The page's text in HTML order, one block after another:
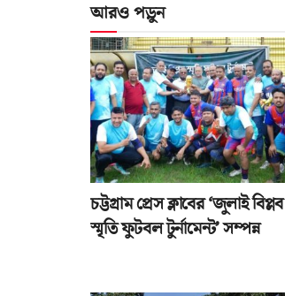
আরও পড়ুন
চট্টগ্রাম প্রেস ক্লাবের ‘জুলাই বিপ্লব
স্মৃতি ফুটবল টুর্নামেন্ট’ সম্পন্ন